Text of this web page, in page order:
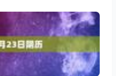
如何查询1994年7月23日
决相关问题。 一、什么是
中国传统的历法体系之
基础，将一年分为12个
五为月圆